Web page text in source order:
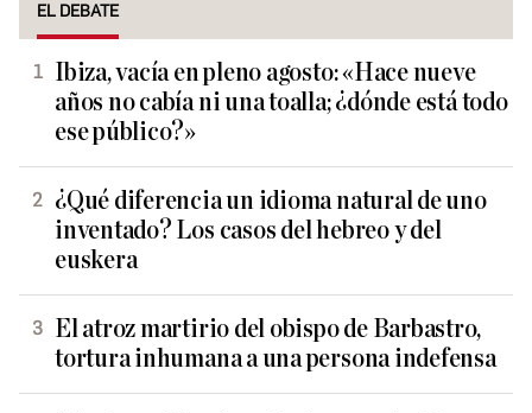
EL DEBATE
Ibiza, vacía en pleno agosto: «Hace nueve
años no cabía ni una toalla; ¿dónde está todo
ese público?»
¿Qué diferencia un idioma natural de uno
inventado? Los casos del hebreo y del
euskera
El atroz martirio del obispo de Barbastro,
tortura inhumana a una persona indefensa